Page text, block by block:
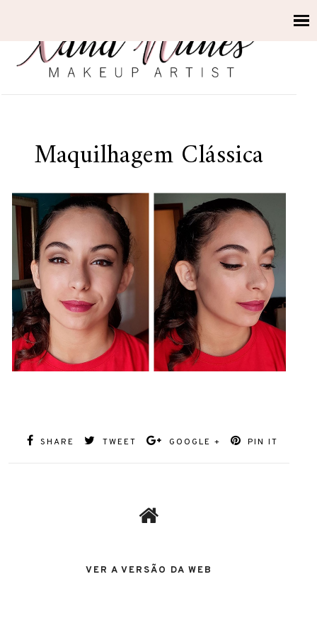
Maquilhagem Clássica
SHARE TWEET GOOGLE + PIN IT
VER A VERSÃO DA WEB